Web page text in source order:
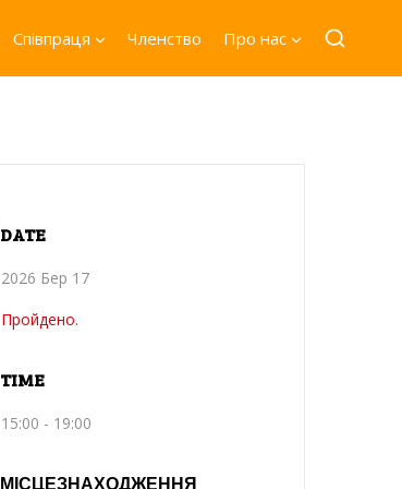
Співпраця Членство Про нас
DATE
2026 Бер 17
Пройдено.
TIME
15:00 - 19:00
МІСЦЕЗНАХОДЖЕННЯ